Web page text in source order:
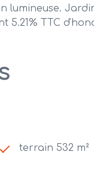
lumineuse.
5.21% TTC
terrain 532 m²